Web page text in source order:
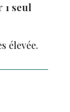
1 seul
élevée.